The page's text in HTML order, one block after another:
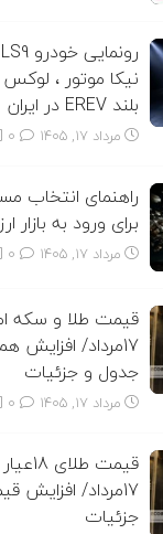
نیکا موتور ،
بلند EREV در ایران
مرداد ۱۷, ۱۴۰۵
راهنمای انتخاب
برای ورود به بازار
مرداد ۱۷, ۱۴۰۵
قیمت طلا و سکه
17مرداد/
جدول و جزئیات
مرداد ۱۷, ۱۴۰۵
قیمت
17مرداد/
جزئیات